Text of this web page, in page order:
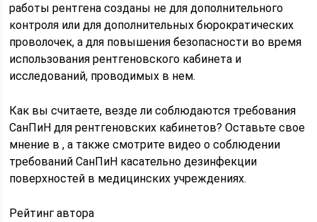
работы рентгена созданы не для дополнительного
контроля или для дополнительных бюрократических
проволочек, а для повышения безопасности во время
использования рентгеновского кабинета и
исследований, проводимых в нем.
Как вы считаете, везде ли соблюдаются требования
СанПиН для рентгеновских кабинетов? Оставьте свое
мнение в , а также смотрите видео о соблюдении
требований СанПиН касательно дезинфекции
поверхностей в медицинских учреждениях.
Рейтинг автора